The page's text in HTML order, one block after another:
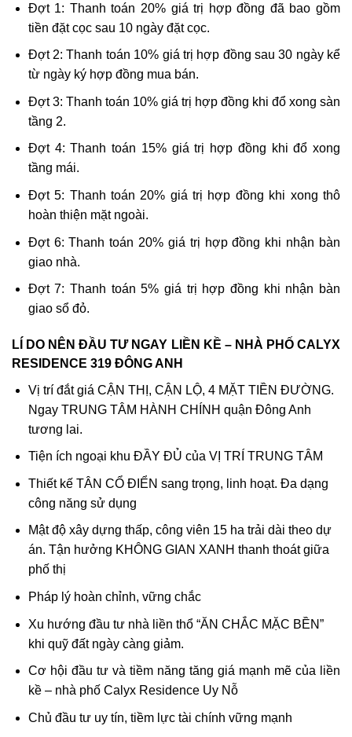
Đợt 1: Thanh toán 20% giá trị hợp đồng đã bao gồm
tiền đặt cọc sau 10 ngày đặt cọc.
Đợt 2: Thanh toán 10% giá trị hợp đồng sau 30 ngày kể
từ ngày ký hợp đồng mua bán.
Đợt 3: Thanh toán 10% giá trị hợp đồng khi đổ xong sàn
tầng 2.
Đợt 4: Thanh toán 15% giá trị hợp đồng khi đổ xong
tầng mái.
Đợt 5: Thanh toán 20% giá trị hợp đồng khi xong thô
hoàn thiện mặt ngoài.
Đợt 6: Thanh toán 20% giá trị hợp đồng khi nhận bàn
giao nhà.
Đợt 7: Thanh toán 5% giá trị hợp đồng khi nhận bàn
giao sổ đỏ.
LÍ DO NÊN ĐẦU TƯ NGAY LIỀN KỀ – NHÀ PHỐ CALYX
RESIDENCE 319 ĐÔNG ANH
Vị trí đắt giá CẬN THỊ, CẬN LỘ, 4 MẶT TIỀN ĐƯỜNG.
Ngay TRUNG TÂM HÀNH CHÍNH quận Đông Anh
tương lai.
Tiện ích ngoại khu ĐẦY ĐỦ của VỊ TRÍ TRUNG TÂM
Thiết kế TÂN CỔ ĐIỂN sang trọng, linh hoạt. Đa dạng
công năng sử dụng
Mật độ xây dựng thấp, công viên 15 ha trải dài theo dự
án. Tận hưởng KHÔNG GIAN XANH thanh thoát giữa
phố thị
Pháp lý hoàn chỉnh, vững chắc
Xu hướng đầu tư nhà liền thổ “ĂN CHẮC MẶC BỀN”
khi quỹ đất ngày càng giảm.
Cơ hội đầu tư và tiềm năng tăng giá mạnh mẽ của liền
kề – nhà phố Calyx Residence Uy Nỗ
Chủ đầu tư uy tín, tiềm lực tài chính vững mạnh